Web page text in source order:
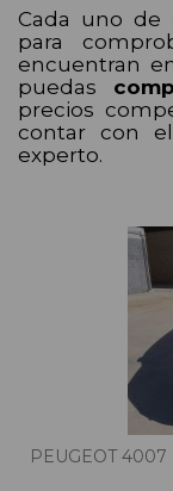
Cada uno de
para
encuentran
puedas
precios
contar con
experto.
PEUGEOT 4007